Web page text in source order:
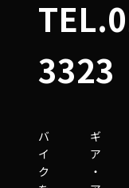
3323
バ
イ
ク
ギ
ア
・